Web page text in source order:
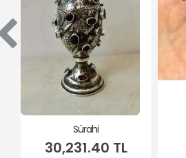
Sürahi
30,231.40 TL